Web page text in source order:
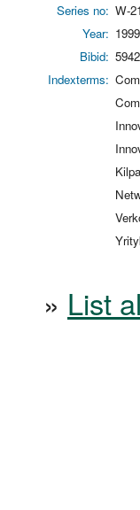
Series no: W-
Year: 1999
Bibid:
Indexterms:
» List